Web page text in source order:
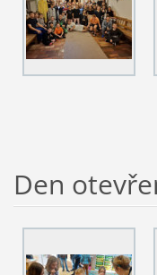
Den